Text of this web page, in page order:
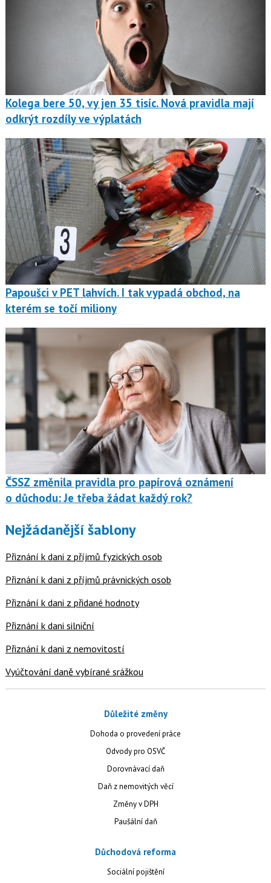
Kolega bere 50, vy jen 35 tisíc. Nová pravidla mají
odkrýt rozdíly ve výplatách
Papoušci v PET lahvích. I tak vypadá obchod, na
kterém se točí miliony
ČSSZ změnila pravidla pro papírová oznámení
o důchodu: Je třeba žádat každý rok?
Nejžádanější šablony
Přiznání k dani z příjmů fyzických osob
Přiznání k dani z příjmů právnických osob
Přiznání k dani z přidané hodnoty
Přiznání k dani silniční
Přiznání k dani z nemovitostí
Vyúčtování daně vybírané srážkou
Důležité změny
Dohoda o provedení práce
Odvody pro OSVČ
Dorovnávací daň
Daň z nemovitých věcí
Změny v DPH
Paušální daň
Důchodová reforma
Sociální pojištění